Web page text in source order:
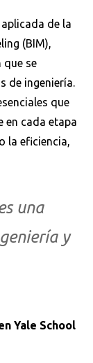
de la
(BIM),
que se
de ingeniería.
que
en cada etapa
la eficiencia,
una
y
Yale School